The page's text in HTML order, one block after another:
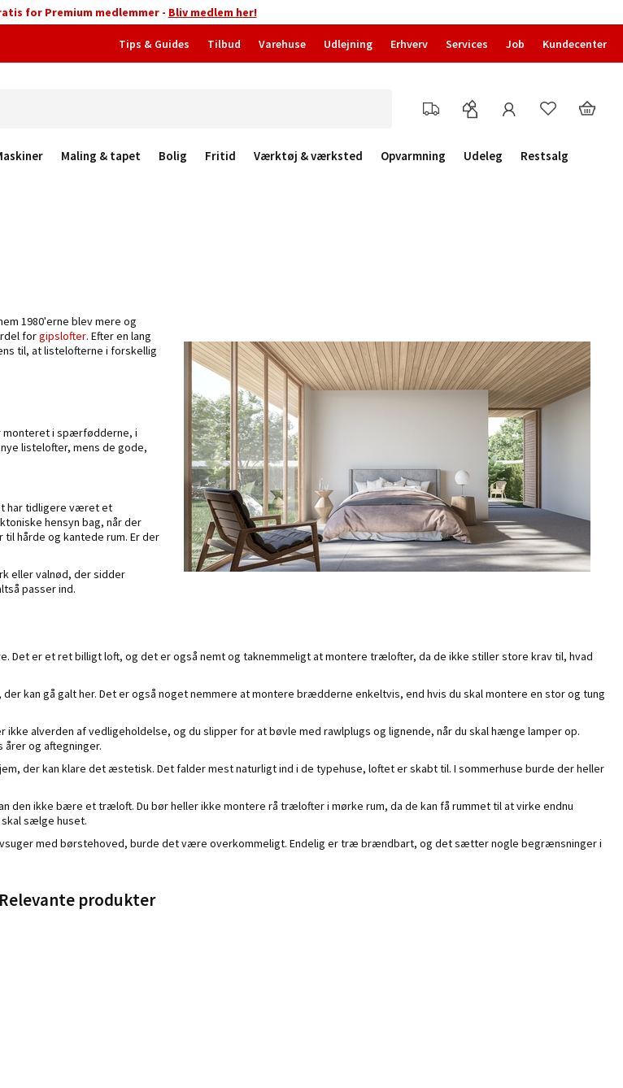
for Premium medlemmer - Bliv medlem her!
Tips & Guides Tilbud Varehuse Udlejning Erhverv Services Job Kundecenter
Maling & tapet Bolig Fritid Værktøj & værksted Opvarmning Udeleg
Restsalg
1980'erne blev mere og
forgipslofter. Efter en lang
til, at listelofterne i forskellig
monteret i spærfødderne, i
listelofter, mens de gode,
har tidligere været et
hensyn bag, når der
hårde og kantede rum. Er der
eller valnød, der sidder
passer ind.
er et ret billigt loft, og det er også nemt og taknemmeligt at montere trælofter, da de ikke stiller store krav til, hvad
kan gå galt her. Det er også noget nemmere at montere brædderne enkeltvis, end hvis du skal montere en stor og tung
alverden af vedligeholdelse, og du slipper for at bøvle med rawlplugs og lignende, når du skal hænge lamper op.
og aftegninger.
der kan klare det æstetisk. Det falder mest naturligt ind i de typehuse, loftet er skabt til. I sommerhuse burde der heller
den ikke bære et træloft. Du bør heller ikke montere rå trælofter i mørke rum, da de kan få rummet til at virke endnu
sælge huset.
med børstehoved, burde det være overkommeligt. Endelig er træ brændbart, og det sætter nogle begrænsninger i
Relevante produkter